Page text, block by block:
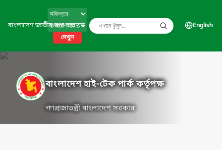
বাংলাদেশ জাতীয় তথ্য বাতায়ন
দেখুন
English
বাংলাদেশ হাই-টেক পার্ক কর্তৃপক্ষ
গণপ্রজাতন্ত্রী বাংলাদেশ সরকার